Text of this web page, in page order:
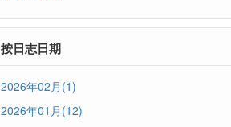
按日志日期
2026年02月(1)
2026年01月(12)